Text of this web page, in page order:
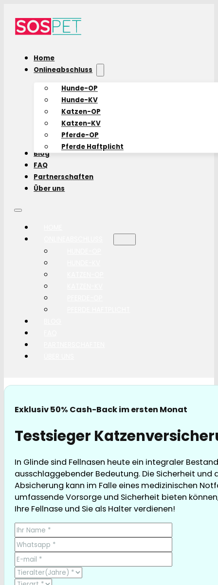
Home
Onlineabschluss
Hunde-OP
Hunde-KV
Katzen-OP
Katzen-KV
Pferde-OP
Pferde Haftplicht
Blog
FAQ
Partnerschaften
Über uns
Exklusiv 50% Cash-Back im ersten Monat
Testsieger
In Glinde sind Fellnasen heute ein integraler
ausschlaggebender Bedeutung. Die Sicherheit und
Absicherung kann im Falle eines medizinischen
umfassende Vorsorge und Sicherheit bieten
Ihre Fellnase und Sie als Halter verdienen!